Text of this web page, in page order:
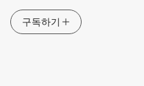
구독하기